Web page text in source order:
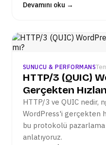
Devamını oku →
SUNUCU & PERFORMANS
HTTP/3 (QUIC)
Gerçekten
HTTP/3 ve QUIC nedir,
WordPress'i gerçekten
bu protokolü pazarlama
anlatıyoruz.